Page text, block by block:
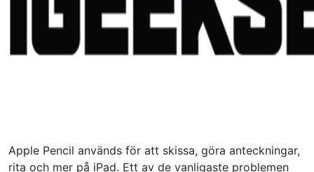
Apple Pencil används för att skissa, göra anteckningar,
rita och mer på iPad. Ett av de vanligaste problemen